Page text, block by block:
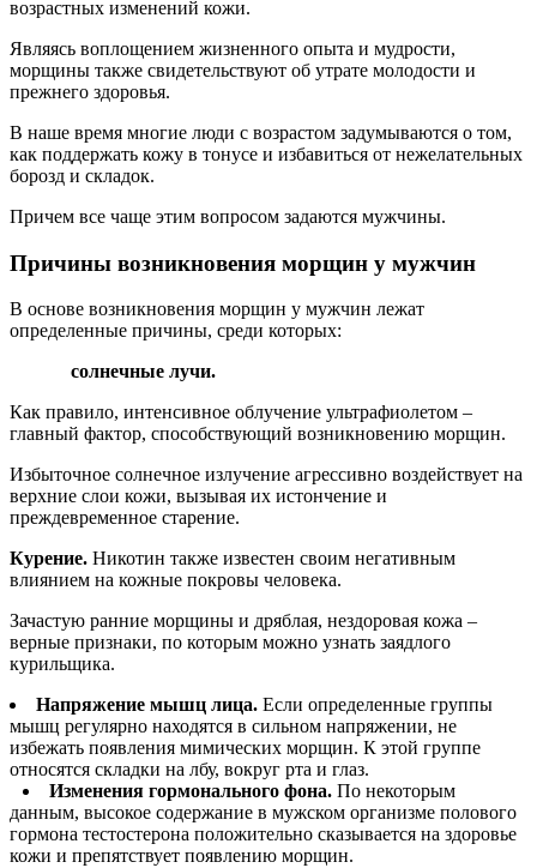
возрастных изменений кожи.
Являясь воплощением жизненного опыта и мудрости,
морщины также свидетельствуют об утрате молодости и
прежнего здоровья.
В наше время многие люди с возрастом задумываются о том,
как поддержать кожу в тонусе и избавиться от нежелательных
борозд и складок.
Причем все чаще этим вопросом задаются мужчины.
Причины возникновения морщин у мужчин
В основе возникновения морщин у мужчин лежат
определенные причины, среди которых:
cолнечные лучи.
Как правило, интенсивное облучение ультрафиолетом –
главный фактор, способствующий возникновению морщин.
Избыточное солнечное излучение агрессивно воздействует на
верхние слои кожи, вызывая их истончение и
преждевременное старение.
Курение. Никотин также известен своим негативным
влиянием на кожные покровы человека.
Зачастую ранние морщины и дряблая, нездоровая кожа –
верные признаки, по которым можно узнать заядлого
курильщика.
Напряжение мышц лица. Если определенные группы
мышц регулярно находятся в сильном напряжении, не
избежать появления мимических морщин. К этой группе
относятся складки на лбу, вокруг рта и глаз.
Изменения гормонального фона. По некоторым
данным, высокое содержание в мужском организме полового
гормона тестостерона положительно сказывается на здоровье
кожи и препятствует появлению морщин.